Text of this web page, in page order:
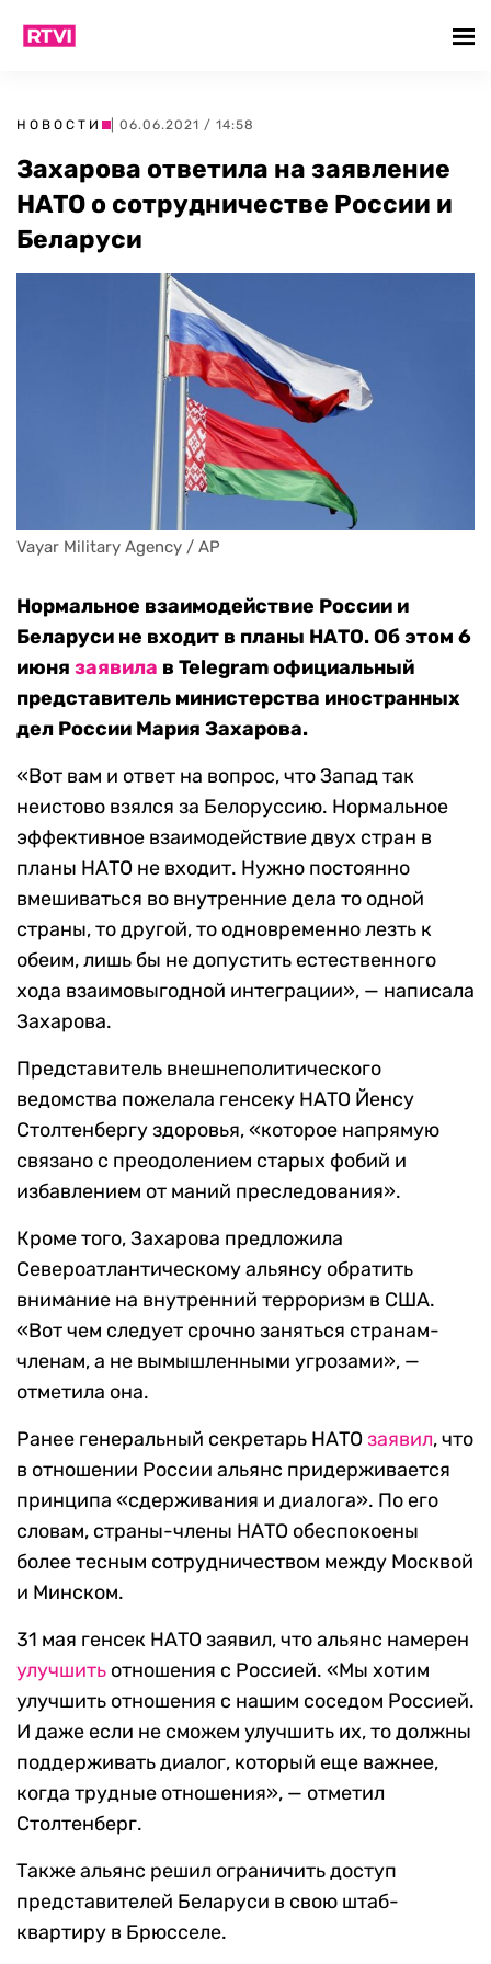
НОВОСТИ | 06.06.2021 / 14:58
Захарова ответила на заявление
НАТО о сотрудничестве России и
Беларуси
Vayar Military Agency / AP
Нормальное взаимодействие России и
Беларуси не входит в планы НАТО. Об этом 6
июня заявила в Telegram официальный
представитель министерства иностранных
дел России Мария Захарова.
«Вот вам и ответ на вопрос, что Запад так
неистово взялся за Белоруссию. Нормальное
эффективное взаимодействие двух стран в
планы НАТО не входит. Нужно постоянно
вмешиваться во внутренние дела то одной
страны, то другой, то одновременно лезть к
обеим, лишь бы не допустить естественного
хода взаимовыгодной интеграции», — написала
Захарова.
Представитель внешнеполитического
ведомства пожелала генсеку НАТО Йенсу
Столтенбергу здоровья, «которое напрямую
связано с преодолением старых фобий и
избавлением от маний преследования».
Кроме того, Захарова предложила
Североатлантическому альянсу обратить
внимание на внутренний терроризм в США.
«Вот чем следует срочно заняться странам-
членам, а не вымышленными угрозами», —
отметила она.
Ранее генеральный секретарь НАТОзаявил, что
в отношении России альянс придерживается
принципа «сдерживания и диалога». По его
словам, страны-члены НАТО обеспокоены
более тесным сотрудничеством между Москвой
и Минском.
31 мая генсек НАТО заявил, что альянс намерен
улучшить отношения с Россией. «Мы хотим
улучшить отношения с нашим соседом Россией.
И даже если не сможем улучшить их, то должны
поддерживать диалог, который еще важнее,
когда трудные отношения», — отметил
Столтенберг.
Также альянс решил ограничить доступ
представителей Беларуси в свою штаб-
квартиру в Брюсселе.